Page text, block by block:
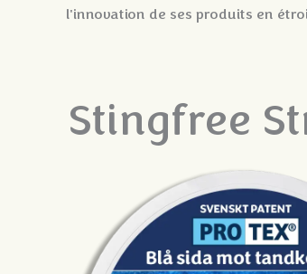
l'innovation de ses produits en
Stingfree